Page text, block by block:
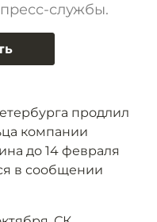
службы.
продлил
компании
до 14 февраля
в сообщении